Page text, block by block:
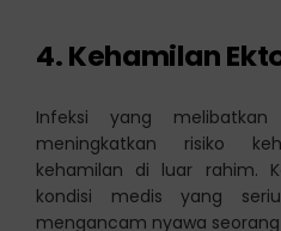
4. Kehamilan
Infeksi yang
meningkatkan risiko
kehamilan di luar rahim.
kondisi medis yang
mengancam nyawa